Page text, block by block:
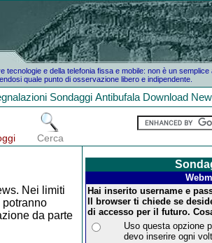
e della telefonia fissa e mobile: non è un
quale punto di osservazione libero e indipendente.
Sondaggi Antibufala Download
Cerca
Nei limiti
da parte
Hai inserito username e
Il browser ti chiede se
di accesso per il futuro.
Uso questa opzione
devo inserire ogni